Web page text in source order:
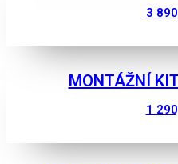
3
MONTÁŽNÍ
1